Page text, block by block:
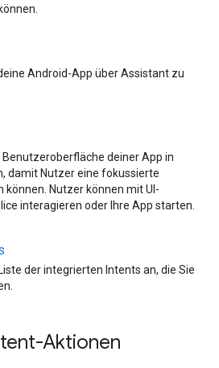
Android-App über Assistant zu
Benutzeroberfläche deiner App in
damit Nutzer eine fokussierte
Nutzer können mit UI-
interagieren oder Ihre App starten.
der integrierten Intents an, die Sie
Aktionen